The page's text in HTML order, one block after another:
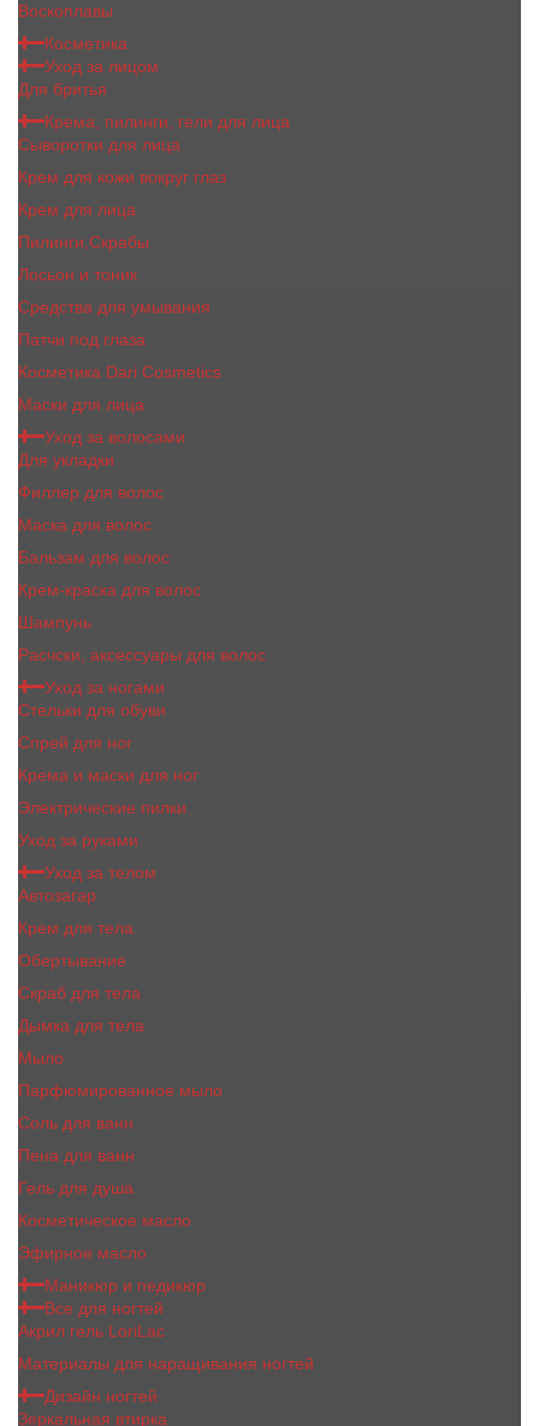
Воскоплавы
Косметика
Уход за лицом
Для бритья
Крема, пилинги, гели для лица
Сыворотки для лица
Крем для кожи вокруг глаз
Крем для лица
Пилинги,Скрабы
Лосьон и тоник
Средства для умывания
Патчи под глаза
Косметика Dari Cosmetics
Маски для лица
Уход за волосами
Для укладки
Филлер для волос
Маска для волос
Бальзам для волос
Крем-краска для волос
Шампунь
Расчски, аксессуары для волос
Уход за ногами
Стельки для обуви
Спрей для ног
Крема и маски для ног
Электрические пилки
Уход за руками
Уход за телом
Автозагар
Крем для тела
Обертывание
Скраб для тела
Дымка для тела
Мыло
Парфюмированное мыло
Соль для ванн
Пена для ванн
Гель для душа
Косметическое масло
Эфирное масло
Маникюр и педикюр
Все для ногтей
Акрил гель LoriLac
Материалы для наращивания ногтей
Дизайн ногтей
Зеркальная втирка